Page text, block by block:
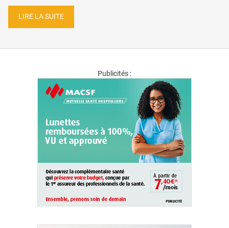
LIRE LA SUITE
Publicités :